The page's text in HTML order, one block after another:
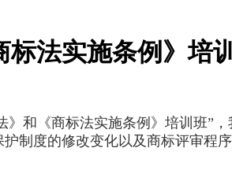
标法实施条例》培
》和《商标法实施条例》培训班
制度的修改变化以及商标评审程